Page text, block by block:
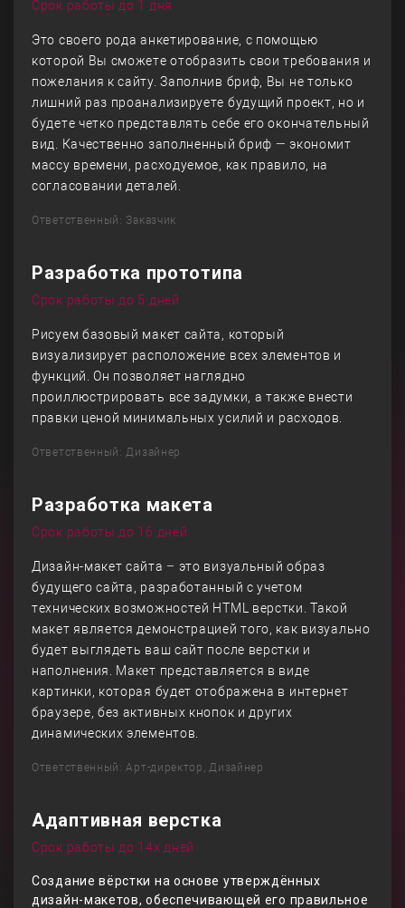
Срок работы до 1 дня
Это своего рода анкетирование, с помощью
которой Вы сможете отобразить свои требования и
пожелания к сайту. Заполнив бриф, Вы не только
лишний раз проанализируете будущий проект, но и
будете четко представлять себе его окончательный
вид. Качественно заполненный бриф — экономит
массу времени, расходуемое, как правило, на
согласовании деталей.
Ответственный: Заказчик
Разработка прототипа
Срок работы до 5 дней
Рисуем базовый макет сайта, который
визуализирует расположение всех элементов и
функций. Он позволяет наглядно
проиллюстрировать все задумки, а также внести
правки ценой минимальных усилий и расходов.
Ответственный: Дизайнер
Разработка макета
Срок работы до 16 дней
Дизайн-макет сайта – это визуальный образ
будущего сайта, разработанный с учетом
технических возможностей HTML верстки. Такой
макет является демонстрацией того, как визуально
будет выглядеть ваш сайт после верстки и
наполнения. Макет представляется в виде
картинки, которая будет отображена в интернет
браузере, без активных кнопок и других
динамических элементов.
Ответственный: Арт-директор, Дизайнер
Адаптивная верстка
Срок работы до 14х дней
Создание вёрстки на основе утверждённых
дизайн-макетов, обеспечивающей его правильное